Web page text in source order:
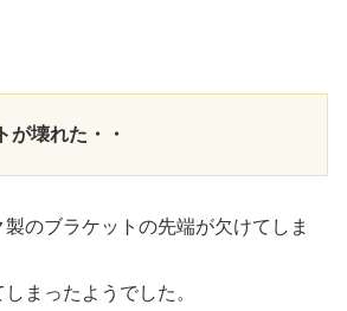
が壊れた・・
のブラケットの先端が欠けてしま
まったようでした。